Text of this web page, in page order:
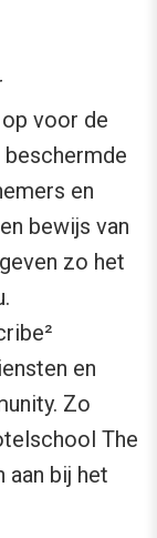
voor de
beschermde
en
bewijs van
zo het
en
Zo
The
aan bij het